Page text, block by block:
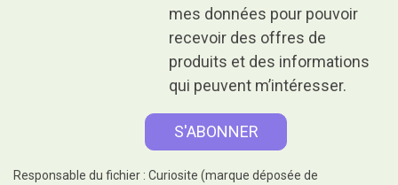
mes données pour pouvoir
recevoir des offres de
produits et des informations
qui peuvent m’intéresser.
Responsable du fichier : Curiosite (marque déposée de